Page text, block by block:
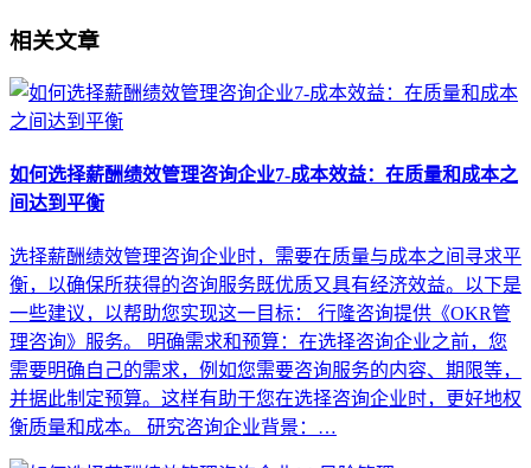
相关文章
如何选择薪酬绩效管理咨询企业7-成本效益：在质量和成本之
间达到平衡
选择薪酬绩效管理咨询企业时，需要在质量与成本之间寻求平
衡，以确保所获得的咨询服务既优质又具有经济效益。以下是
一些建议，以帮助您实现这一目标： 行隆咨询提供《OKR管
理咨询》服务。 明确需求和预算：在选择咨询企业之前，您
需要明确自己的需求，例如您需要咨询服务的内容、期限等，
并据此制定预算。这样有助于您在选择咨询企业时，更好地权
衡质量和成本。 研究咨询企业背景：…